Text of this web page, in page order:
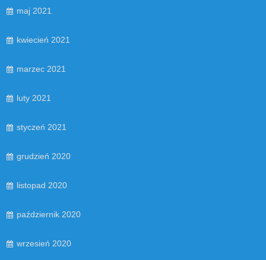
maj 2021
kwiecień 2021
marzec 2021
luty 2021
styczeń 2021
grudzień 2020
listopad 2020
październik 2020
wrzesień 2020